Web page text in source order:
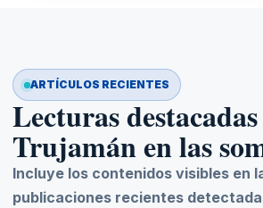
ARTÍCULOS RECIENTES
Lecturas
Trujamán en las
Incluye los contenidos visibles en
publicaciones recientes